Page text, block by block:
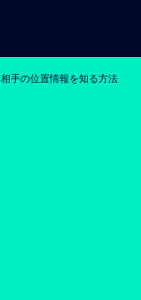
相手の位置情報を知る方法